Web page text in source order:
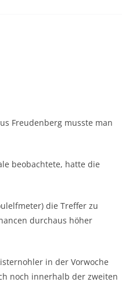
Freudenberg musste man
beobachtete, hatte die
die Treffer zu
durchaus höher
in der Vorwoche
noch innerhalb der zweiten